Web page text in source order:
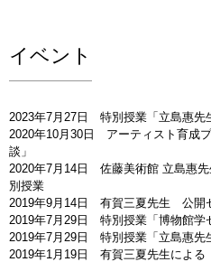
イベント
2023年7月27日 特別授業「立島惠先
2020年10月30日 アーティスト育成
談」
2020年7月14日 佐藤美術館 立島惠
別授業
2019年9月14日 有賀三夏先生 公開
2019年7月29日 特別授業「博物館学
2019年7月29日 特別授業「立島惠先
2019年1月19日 有賀三夏先生による